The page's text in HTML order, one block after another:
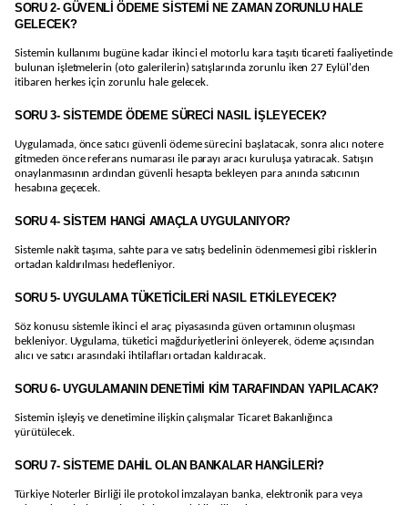
SORU 2- GÜVENLİ ÖDEME SİSTEMİ NE ZAMAN ZORUNLU HALE
GELECEK?
Sistemin kullanımı bugüne kadar ikinci el motorlu kara taşıtı ticareti faaliyetinde
bulunan işletmelerin (oto galerilerin) satışlarında zorunlu iken 27 Eylül'den
itibaren herkes için zorunlu hale gelecek.
SORU 3- SİSTEMDE ÖDEME SÜRECİ NASIL İŞLEYECEK?
Uygulamada, önce satıcı güvenli ödeme sürecini başlatacak, sonra alıcı notere
gitmeden önce referans numarası ile parayı aracı kuruluşa yatıracak. Satışın
onaylanmasının ardından güvenli hesapta bekleyen para anında satıcının
hesabına geçecek.
SORU 4- SİSTEM HANGİ AMAÇLA UYGULANIYOR?
Sistemle nakit taşıma, sahte para ve satış bedelinin ödenmemesi gibi risklerin
ortadan kaldırılması hedefleniyor.
SORU 5- UYGULAMA TÜKETİCİLERİ NASIL ETKİLEYECEK?
Söz konusu sistemle ikinci el araç piyasasında güven ortamının oluşması
bekleniyor. Uygulama, tüketici mağduriyetlerini önleyerek, ödeme açısından
alıcı ve satıcı arasındaki ihtilafları ortadan kaldıracak.
SORU 6- UYGULAMANIN DENETİMİ KİM TARAFINDAN YAPILACAK?
Sistemin işleyiş ve denetimine ilişkin çalışmalar Ticaret Bakanlığınca
yürütülecek.
SORU 7- SİSTEME DAHİL OLAN BANKALAR HANGİLERİ?
Türkiye Noterler Birliği ile protokol imzalayan banka, elektronik para veya